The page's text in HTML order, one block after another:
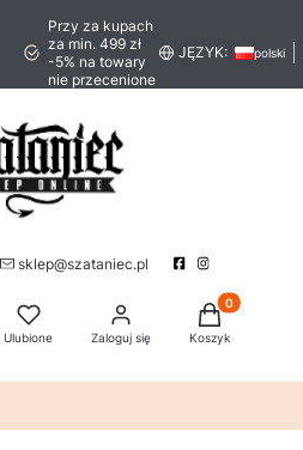
Przy za kupach
za min. 499 zł
-5% na towary
nie przecenione
JĘZYK: polski
sklep@szataniec.pl
Ulubione Zaloguj się
Produkty w
Koszyk